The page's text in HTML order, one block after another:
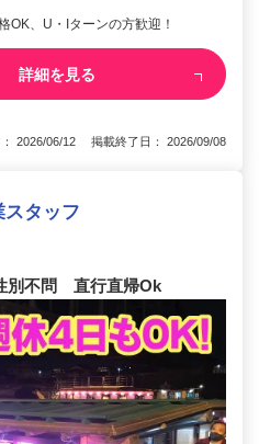
OK、U・Iターンの方歓迎！
詳細を見る
： 2026/06/12 掲載終了日： 2026/09/08
タッフ
別不問 直行直帰Ok